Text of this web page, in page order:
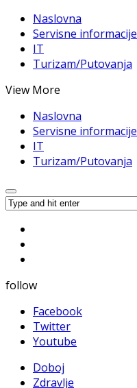
Naslovna
Servisne informacije
IT
Turizam/Putovanja
View More
Naslovna
Servisne informacije
IT
Turizam/Putovanja
follow
Facebook
Twitter
Youtube
Doboj
Zdravlje